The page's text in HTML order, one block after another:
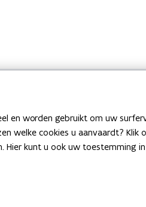
en worden gebruikt om uw
welke cookies u aanvaardt? Klik
kunt u ook uw toestemming